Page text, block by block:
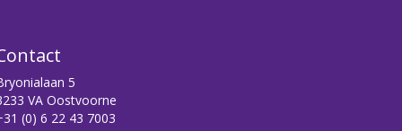
5
VA Oostvoorne
(0) 6 22 43 7003